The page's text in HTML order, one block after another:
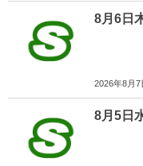
8月6日
2026年8月
8月5日